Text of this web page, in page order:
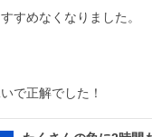
すめなくなりました。
で正解でした！